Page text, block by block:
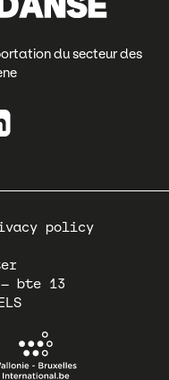
du secteur des
policy
bte 13